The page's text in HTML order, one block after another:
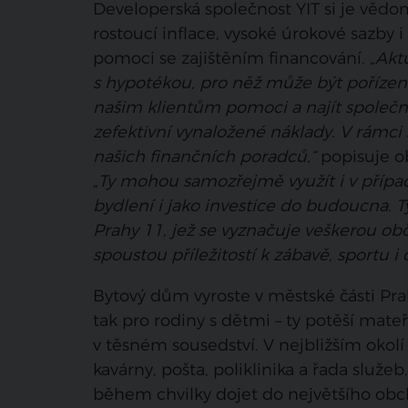
Developerská společnost YIT si je
rostoucí inflace, vysoké úrokové
pomoci se zajištěním financování.
s hypotékou, pro něž může být
našim klientům pomoci a najít
zefektivní vynaložené náklady. V
našich finančních poradců,“ popisuje
„Ty mohou samozřejmě využít i v
bydlení i jako investice do budoucna.
Prahy 11, jež se vyznačuje veškerou
spoustou příležitostí k zábavě, sportu i
Bytový dům vyroste v městské části
tak pro rodiny s dětmi – ty potěší
v těsném sousedství. V nejbližším
kavárny, pošta, poliklinika a řada
během chvilky dojet do největšího